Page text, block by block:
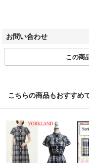
ブランドによってサイズ
ましてはご容赦ください。
商品画像はできる限り現
商品状態は掲載前に十分
ございました際はご返品
う、間違えた等お客様都
・ご注文の商品と異なる商
お問い合わせ
この商
こちらの商品もおすすめ